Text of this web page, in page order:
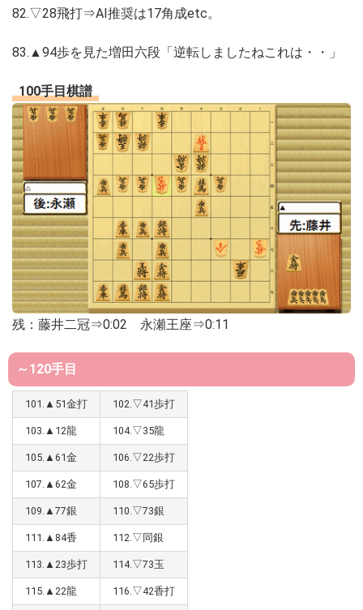
82.▽28飛打⇒AI推奨は17角成etc。
83.▲94歩を見た増田六段「逆転しましたねこれは・・」
100手目棋譜
残：藤井二冠⇒0:02 永瀬王座⇒0:11
～120手目
101.▲51金打 102.▽41歩打
103.▲12龍 104.▽35龍
105.▲61金 106.▽22歩打
107.▲62金 108.▽65歩打
109.▲77銀 110.▽73銀
111.▲84香 112.▽同銀
113.▲23歩打 114.▽73玉
115.▲22龍 116.▽42香打